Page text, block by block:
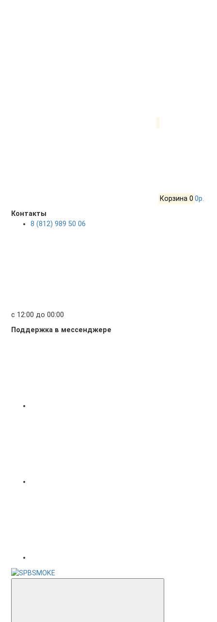
Корзина 0 0р.
Контакты
8 (812) 989 50 06
с 12:00 до 00:00
Поддержка в мессенджере